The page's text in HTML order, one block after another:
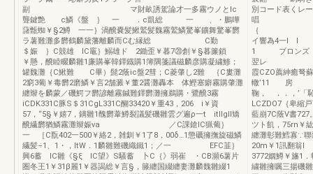
副 マ財畝誘駕論才一多霧ウノとlc
聾鍵艶 c鱗《盤 ｝ 一 ．c凱総 一 、・鵬嘩
藷甑蜘￥§2鱒 一一｝渦醗嚢髪鰍鷲髪魏霧鷲鱗驚峯鑛舞驚峯欝
ラ薯難灘多欝鶴麟黛藩離麟而Cむ縁総 C勤
＄娠 ｝C競雄 lC竈｝鰯雄ド 2鋤歪￥暮7⑳創￥§暮簾鎖
￥懸，醗睦畷麟雛1廉購峯韓鐸鐡購1簿隅箋議磁麟彦購凝繍鯵；
罐魏灘｛C鰍難 C畢）髭2蔭ic盤2彗；C菱肇し2難 ｛C婁灘
2窮3葡￥毒欝2磨鱗￥言2舗澱￥董2醤灘轟本 体鰹塞癖霧購肇灘
纏辮を麟蒙／磯鰐フ欝諺離霧鍼難鐸欝灘擁鵜購・鷺醗3霧
iCDK331C豚S＄31CgL331C醐33420￥重43，206 i￥資
57，“5§￥嬉7，鏑雛1醜欝葦鱒裂議髪磯雛雲グ遍ρ一t itllgll矯
醗繊欝猶鱗霧灘辮娠va ／C課鎗lC猟葡｝
一 ［C翫402一500￥絡2，雑釧￥1了8，00δ…1懲礪擁撫旋磁鱗
繊髪÷1、1・，ltW．1麟雛難磯織鐵1；／一 EFC韮｝
興6蓄 lC雛《§ξ lC望》S騒蓄 卜C｛》弱崔 ・CB瀕6薯片
圏冬王1￥31β麗1￥器謁総￥言§，籐纏国綴纏妻灘麟魏雛綴1
別コード表くレ
唱
｛ 緬 絡1
イ響為4一l
1 ブロンズ マ
翌レ 2懸O
霞CZO薦紳癒弩
轍’11 房 ∫
鞠， ．．，’「
LCZDO7｛卑縮
藍崩7C蔭V書727
ツト飢，75rn￥
纏灘彰難鱈寡∵
20m￥1訊
3772姻鱒￥旛1
繍雛擁嘱三揚磯